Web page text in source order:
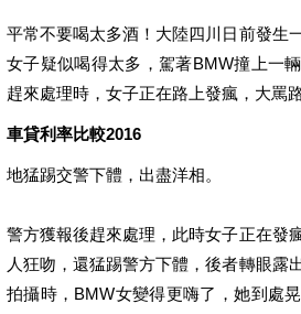
平常不要喝太多酒！大陸四川日前發生
女子疑似喝得太多，駕著BMW撞上一
趕來處理時，女子正在路上發瘋，大罵
車貸利率比較2016
地猛踢交警下體，出盡洋相。
警方獲報後趕來處理，此時女子正在發
人狂吻，還猛踢警方下體，後者轉眼露
拍攝時，BMW女變得更嗨了，她到處